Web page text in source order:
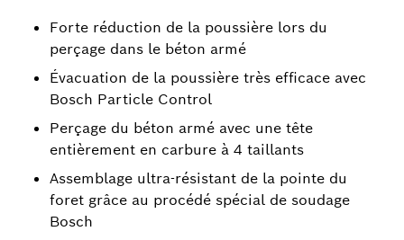
Forte réduction de la poussière lors du
perçage dans le béton armé
Évacuation de la poussière très efficace avec
Bosch Particle Control
Perçage du béton armé avec une tête
entièrement en carbure à 4 taillants
Assemblage ultra-résistant de la pointe du
foret grâce au procédé spécial de soudage
Bosch